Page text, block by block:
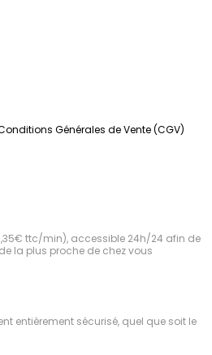
Générales de Vente (CGV)
ttc/min), accessible 24h/24 afin de
la plus proche de chez vous
entièrement sécurisé, quel que soit le